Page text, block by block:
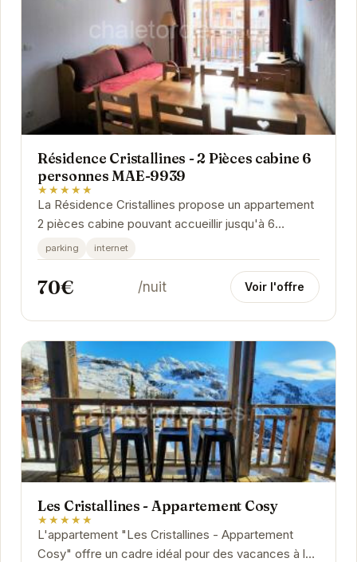
Résidence Cristallines - 2 Pièces cabine 6
personnes MAE-9939
★★★★★
La Résidence Cristallines propose un appartement
2 pièces cabine pouvant accueillir jusqu'à 6
personnes. Idéalement situé à Orcières, cet...
parking internet
70€ /nuit Voir l'offre
Les Cristallines - Appartement Cosy
★★★★★
L'appartement "Les Cristallines - Appartement
Cosy" offre un cadre idéal pour des vacances à la